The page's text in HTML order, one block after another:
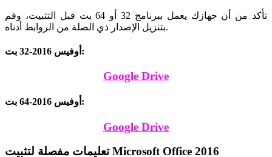
تأكد من أن جهازك يعمل ببرنامج 32 أو 64 بت قبل التثبيت، وقم
بتنزيل الإصدار ذي الصلة من الروابط أدناه.
أوفيس 2016-32 بت:
Google Drive
أوفيس 2016-64 بت:
Google Drive
تعليمات مفصلة لتثبيت Microsoft Office 2016